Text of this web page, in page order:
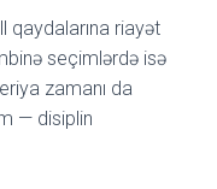
qaydalarına riayət
seçimlərdə isə
zamanı da
— disiplin